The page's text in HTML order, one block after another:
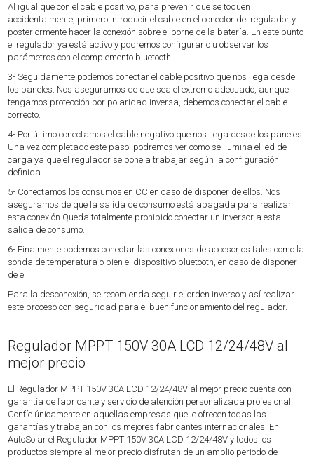
Al igual que con el cable positivo, para prevenir que se toquen
accidentalmente, primero introducir el cable en el conector del regulador y
posteriormente hacer la conexión sobre el borne de la batería. En este punto
el regulador ya está activo y podremos configurarlo u observar los
parámetros con el complemento bluetooth.
3- Seguidamente podemos conectar el cable positivo que nos llega desde
los paneles. Nos aseguramos de que sea el extremo adecuado, aunque
tengamos protección por polaridad inversa, debemos conectar el cable
correcto.
4- Por último conectamos el cable negativo que nos llega desde los paneles.
Una vez completado este paso, podremos ver como se ilumina el led de
carga ya que el regulador se pone a trabajar según la configuración
definida.
5- Conectamos los consumos en CC en caso de disponer de ellos. Nos
aseguramos de que la salida de consumo está apagada para realizar
esta conexión.Queda totalmente prohibido conectar un inversor a esta
salida de consumo.
6- Finalmente podemos conectar las conexiones de accesorios tales como la
sonda de temperatura o bien el dispositivo bluetooth, en caso de disponer
de el.
Para la desconexión, se recomienda seguir el orden inverso y así realizar
este proceso con seguridad para el buen funcionamiento del regulador.
Regulador MPPT 150V 30A LCD 12/24/48V al
mejor precio
El Regulador MPPT 150V 30A LCD 12/24/48V al mejor precio cuenta con
garantía de fabricante y servicio de atención personalizada profesional.
Confíe únicamente en aquellas empresas que le ofrecen todas las
garantías y trabajan con los mejores fabricantes internacionales. En
AutoSolar el Regulador MPPT 150V 30A LCD 12/24/48V y todos los
productos siempre al mejor precio disfrutan de un amplio periodo de